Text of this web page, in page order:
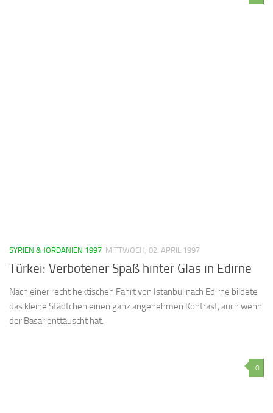
SYRIEN & JORDANIEN 1997 MITTWOCH, 02. APRIL 1997
Türkei: Verbotener Spaß hinter Glas in Edirne
Nach einer recht hektischen Fahrt von Istanbul nach Edirne bildete
das kleine Städtchen einen ganz angenehmen Kontrast, auch wenn
der Basar enttäuscht hat.
0